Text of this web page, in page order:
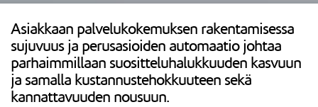
Asiakkaan palvelukokemuksen rakentamisessa
sujuvuus ja perusasioiden automaatio johtaa
parhaimmillaan suositteluhalukkuuden kasvuun
ja samalla kustannustehokkuuteen sekä
kannattavuuden nousuun.